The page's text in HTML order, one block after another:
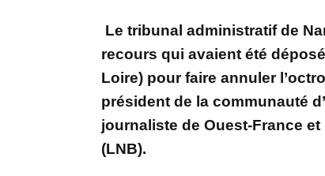
Le tribunal administratif de
recours qui avaient été
Loire) pour faire annuler
président de la communauté
journaliste de Ouest-France
(LNB).